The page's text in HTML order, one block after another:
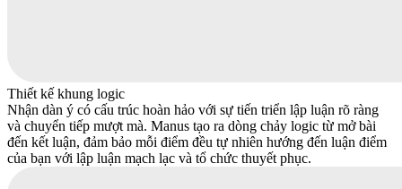
Thiết kế khung logic
Nhận dàn ý có cấu trúc hoàn hảo với sự tiến triển lập luận rõ ràng
và chuyển tiếp mượt mà. Manus tạo ra dòng chảy logic từ mở bài
đến kết luận, đảm bảo mỗi điểm đều tự nhiên hướng đến luận điểm
của bạn với lập luận mạch lạc và tổ chức thuyết phục.